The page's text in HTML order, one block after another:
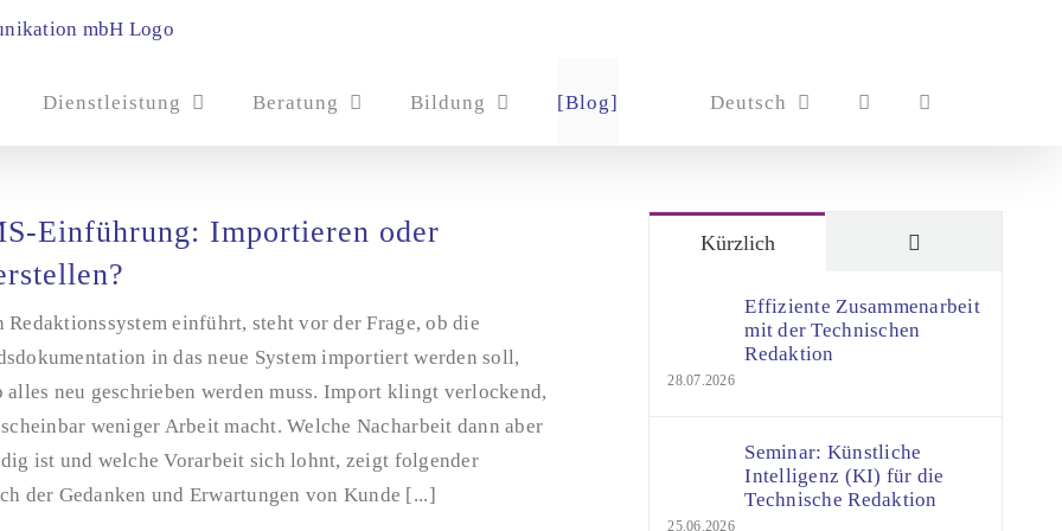
Dienstleistung Beratung Bildung [Blog] Deutsch
Einführung: Importieren oder
Redaktionssystem einführt, steht vor der Frage, ob die
in das neue System importiert werden soll,
alles neu geschrieben werden muss. Import klingt verlockend,
weniger Arbeit macht. Welche Nacharbeit dann aber
ist und welche Vorarbeit sich lohnt, zeigt folgender
der Gedanken und Erwartungen von Kunde [...]
Kürzlich
Effiziente Zusammenarbeit
mit der Technischen
Redaktion
28.07.2026
Seminar: Künstliche
Intelligenz (KI) für die
Technische Redaktion
25.06.2026